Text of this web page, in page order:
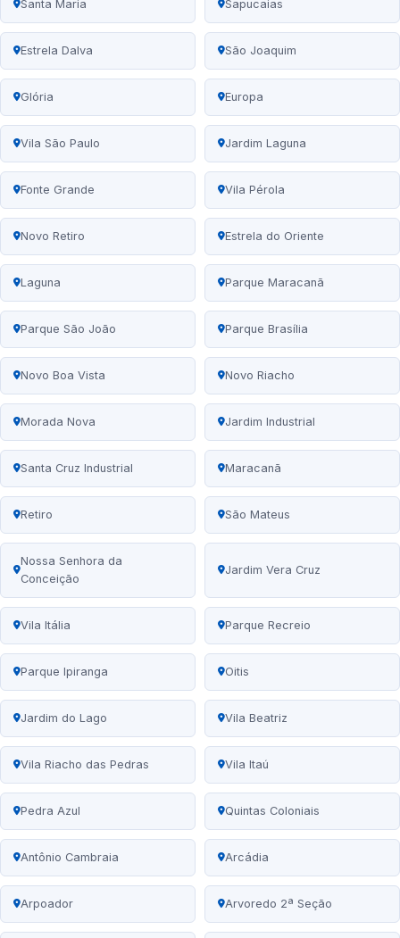
Santa Maria Sapucaias
Estrela Dalva São Joaquim
Glória Europa
Vila São Paulo Jardim Laguna
Fonte Grande Vila Pérola
Novo Retiro Estrela do Oriente
Laguna Parque Maracanã
Parque São João Parque Brasília
Novo Boa Vista Novo Riacho
Morada Nova Jardim Industrial
Santa Cruz Industrial Maracanã
Retiro São Mateus
Nossa Senhora da
Conceição
Jardim Vera Cruz
Vila Itália Parque Recreio
Parque Ipiranga Oitis
Jardim do Lago Vila Beatriz
Vila Riacho das Pedras Vila Itaú
Pedra Azul Quintas Coloniais
Antônio Cambraia Arcádia
Arpoador Arvoredo 2ª Seção